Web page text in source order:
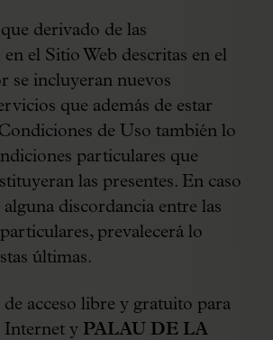
derivado de las
el Sitio Web descritas en el
se incluyeran nuevos
que además de estar
de Uso también lo
particulares que
las presentes. En caso
discordancia entre las
prevalecerá lo
últimas.
de acceso libre y gratuito para
Internet y PALAU DE LA